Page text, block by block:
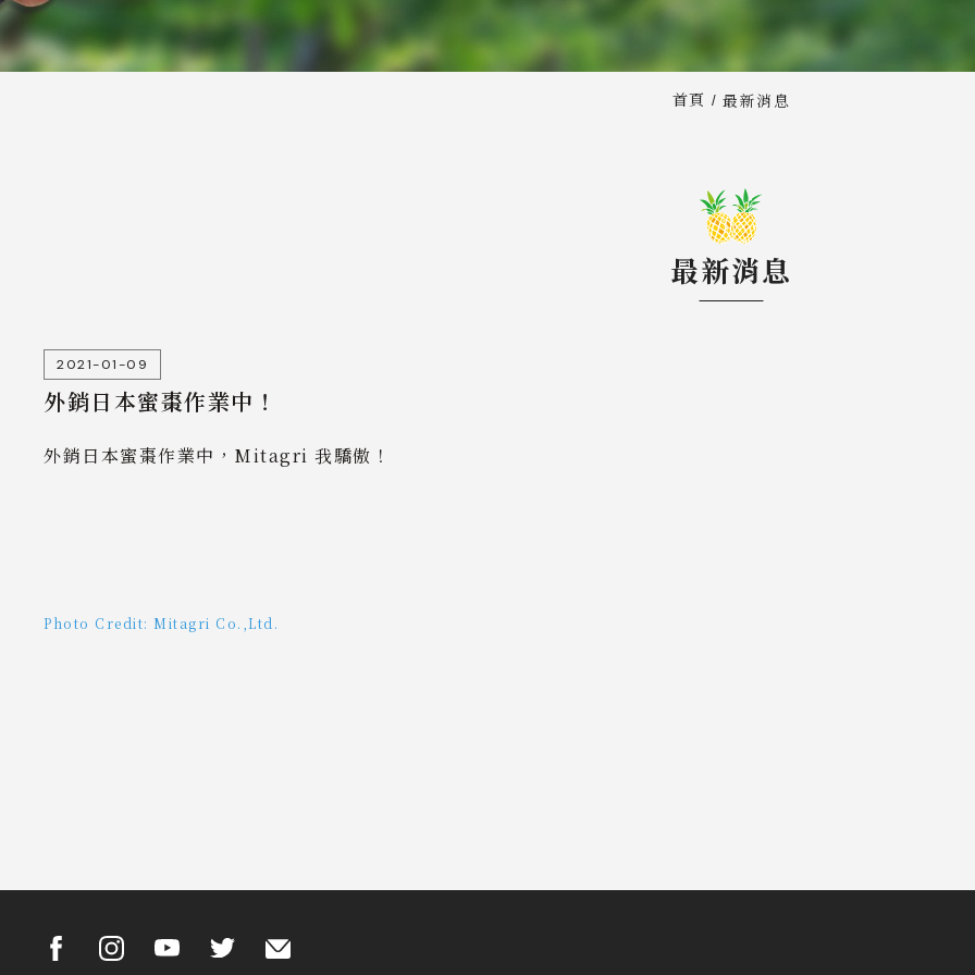
首頁 最新消息
最新消息
2021-01-09
外銷日本蜜棗作業中！
外銷日本蜜棗作業中，Mitagri 我驕傲！
Photo Credit: Mitagri Co.,Ltd.